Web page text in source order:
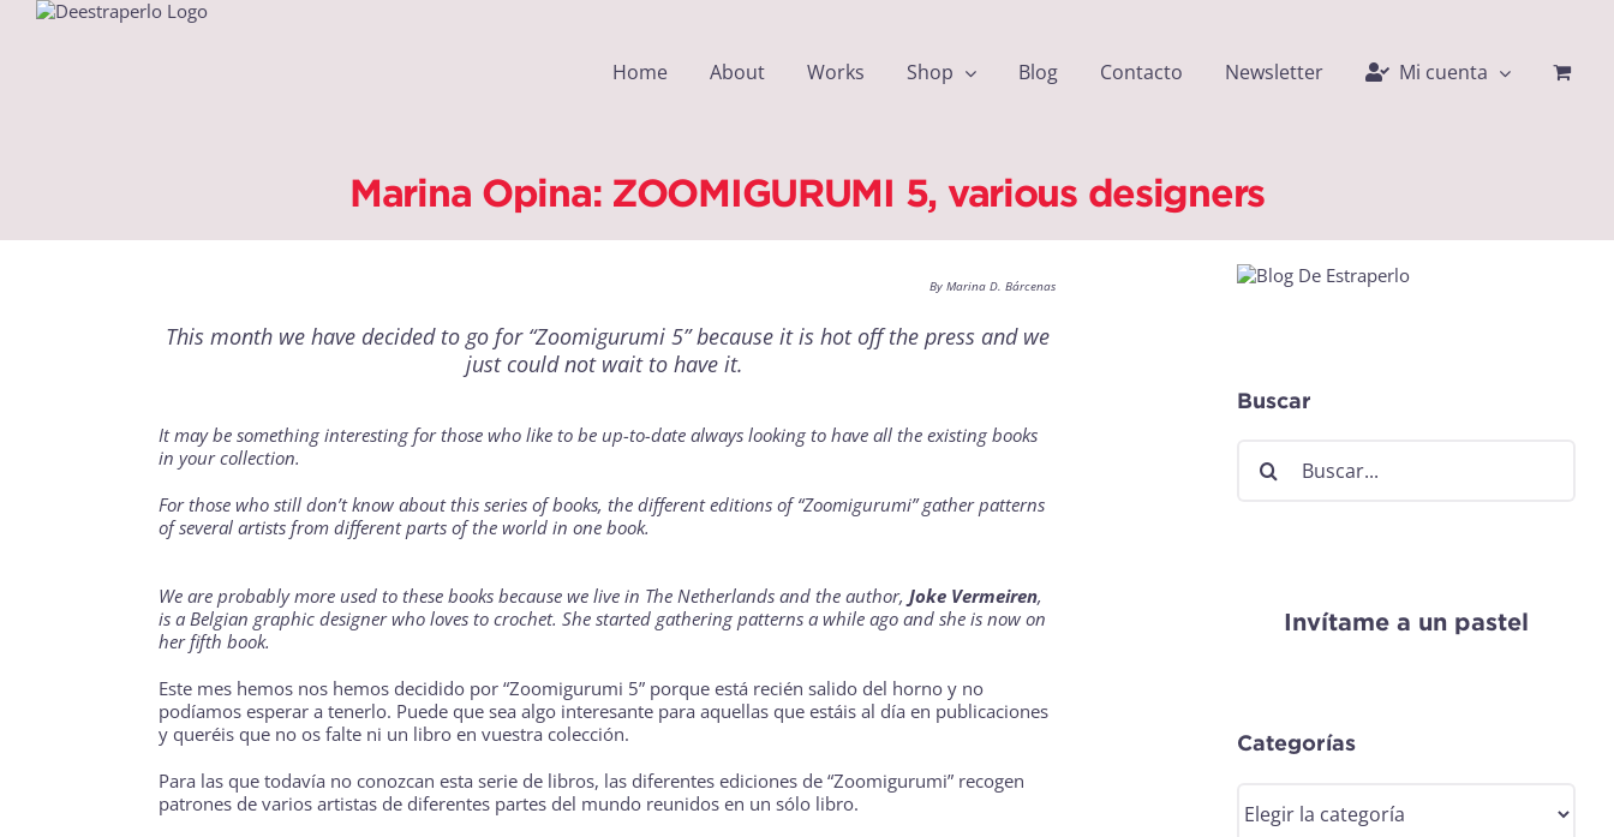
Saltar
Home About Works Shop Blog Contacto Newsletter Mi cuenta
Marina Opina: ZOOMIGURUMI 5, various designers
By Marina D. Bárcenas
This month we have decided to go for “Zoomigurumi 5” because it is hot off the press and we
just could not wait to have it.
It may be something interesting for those who like to be up-to-date always looking to have all the existing books
in your collection.
For those who still don’t know about this series of books, the different editions of “Zoomigurumi”gather patterns
of several artists from different parts of the world in one book.
We are probably more used to these books because we live in The Netherlands and the author, Joke Vermeiren,
is a Belgian graphic designer who loves to crochet. She started gathering patterns a while ago and she is now on
her fifth book.
Este mes hemos nos hemos decidido por “Zoomigurumi 5” porque está recién salido del horno y no
podíamos esperar a tenerlo. Puede que sea algo interesante para aquellas que estáis al día en publicaciones
y queréis que no os falte ni un libro en vuestra colección.
Para las que todavía no conozcan esta serie de libros, las diferentes ediciones de “Zoomigurumi” recogen
patrones de varios artistas de diferentes partes del mundo reunidos en un sólo libro.
Buscar
Invítame a un pastel
Categorías